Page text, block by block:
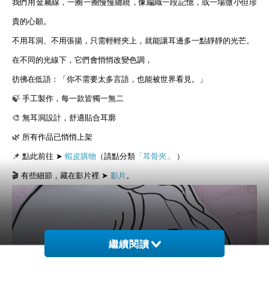
我們用金屬線，一圈一圈慢慢纏繞，像編織一段記憶，或一場微小但珍
貴的心願。
不用耳洞、不用張揚，只需輕輕夾上，就能讓耳邊多一點靜靜的光芒。
在不同的光線下，它們會悄悄改變色調，
彷彿在低語：「你不需要太多言語，也能被世界看見。」
🍃 手工製作，每一款皆獨一無二
🎨 無耳洞設計，舒適貼合耳廓
🌿 所有作品已悄悄上架
📌 點此前往 ➤ 蝦皮購物 （請點分類 「耳骨夾 」 ）
🎬 有些細節，藏在影片裡 ➤ 影片。
繼續閱讀